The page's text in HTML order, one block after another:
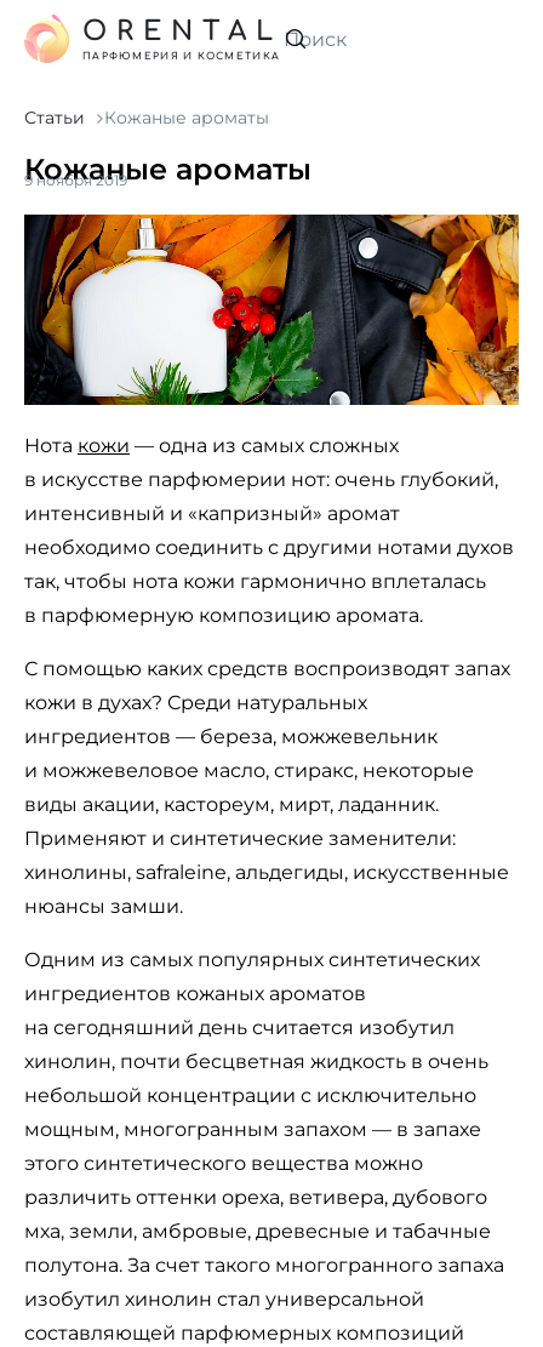
Искать
ORENTAL
ПАРФЮМЕРИЯ И КОСМЕТИКА
Статьи Кожаные ароматы
Кожаные ароматы
9 ноября 2019
Нота кожи — одна из самых сложных
в искусстве парфюмерии нот: очень глубокий,
интенсивный и «капризный» аромат
необходимо соединить с другими нотами духов
так, чтобы нота кожи гармонично вплеталась
в парфюмерную композицию аромата.
С помощью каких средств воспроизводят запах
кожи в духах? Среди натуральных
ингредиентов — береза, можжевельник
и можжевеловое масло, стиракс, некоторые
виды акации, кастореум, мирт, ладанник.
Применяют и синтетические заменители:
хинолины, safraleine, альдегиды, искусственные
нюансы замши.
Одним из самых популярных синтетических
ингредиентов кожаных ароматов
на сегодняшний день считается изобутил
хинолин, почти бесцветная жидкость в очень
небольшой концентрации с исключительно
мощным, многогранным запахом — в запахе
этого синтетического вещества можно
различить оттенки ореха, ветивера, дубового
мха, земли, амбровые, древесные и табачные
полутона. За счет такого многогранного запаха
изобутил хинолин стал универсальной
составляющей парфюмерных композиций